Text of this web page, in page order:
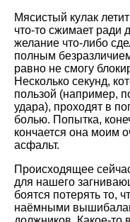
Мясистый кулак
что-то сжимает ради
желание что-либо
полным
равно не смогу
Несколько секунд,
пользой (например,
удара), проходят в
болью. Попытка,
кончается она моим
асфальт.
Происходящее
для нашего
боятся потерять то,
наёмными